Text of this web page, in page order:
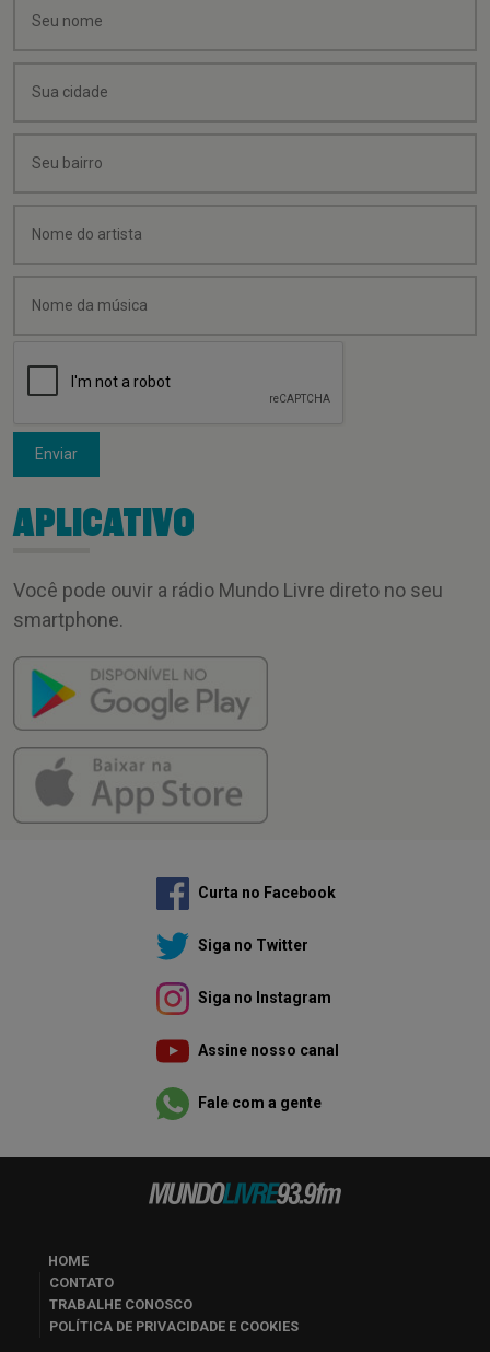
Enviar
APLICATIVO
Você pode ouvir a rádio Mundo Livre direto no seu
smartphone.
Curta no Facebook
Siga no Twitter
Siga no Instagram
Assine nosso canal
Fale com a gente
HOME
CONTATO
TRABALHE CONOSCO
POLÍTICA DE PRIVACIDADE E COOKIES